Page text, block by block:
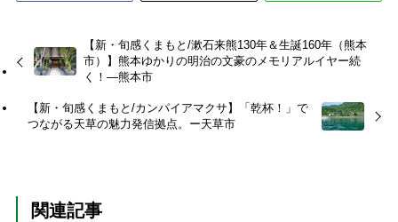
【新・旬感くまもと/漱石来熊130年＆生誕160年（熊本
市）】熊本ゆかりの明治の文豪のメモリアルイヤー続
く！―熊本市
【新・旬感くまもと/カンパイアマクサ】「乾杯！」で
つながる天草の魅力発信拠点。ー天草市
関連記事